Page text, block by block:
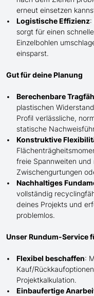
erneut einsetzen
Logistische Effizienz:
sorgt für einen
Einzelbohlen
einsparst.
Gut für deine Planung
Berechenbare
plastischen
Profil verlässliche,
statische
Konstruktive
freie Spannweiten
Zwischengurtungen
Nachhaltiges
vollständig
deines Projekts und
problemlos.
Unser Rundum-Service
Flexibel beschaffen:
Kauf/
Projektkalkulation.
Einbaufertige